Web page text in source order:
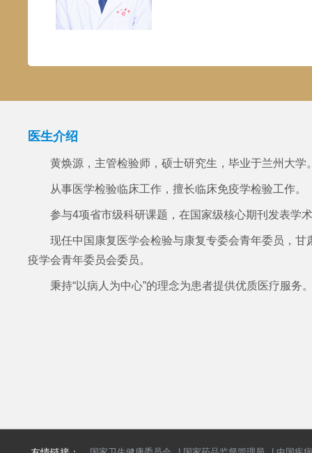
医生介绍
黄焕源，主管检验师，硕士研究生，毕业于兰州大学
从事医学检验临床工作，擅长临床免疫学检验工作。
参与4项省市级科研课题，在国家级核心期刊发表学
现任中国康复医学会检验与康复专委会青年委员，
疫学会青年委员会委员。
秉持“以病人为中心”的理念为患者提供优质医疗服务